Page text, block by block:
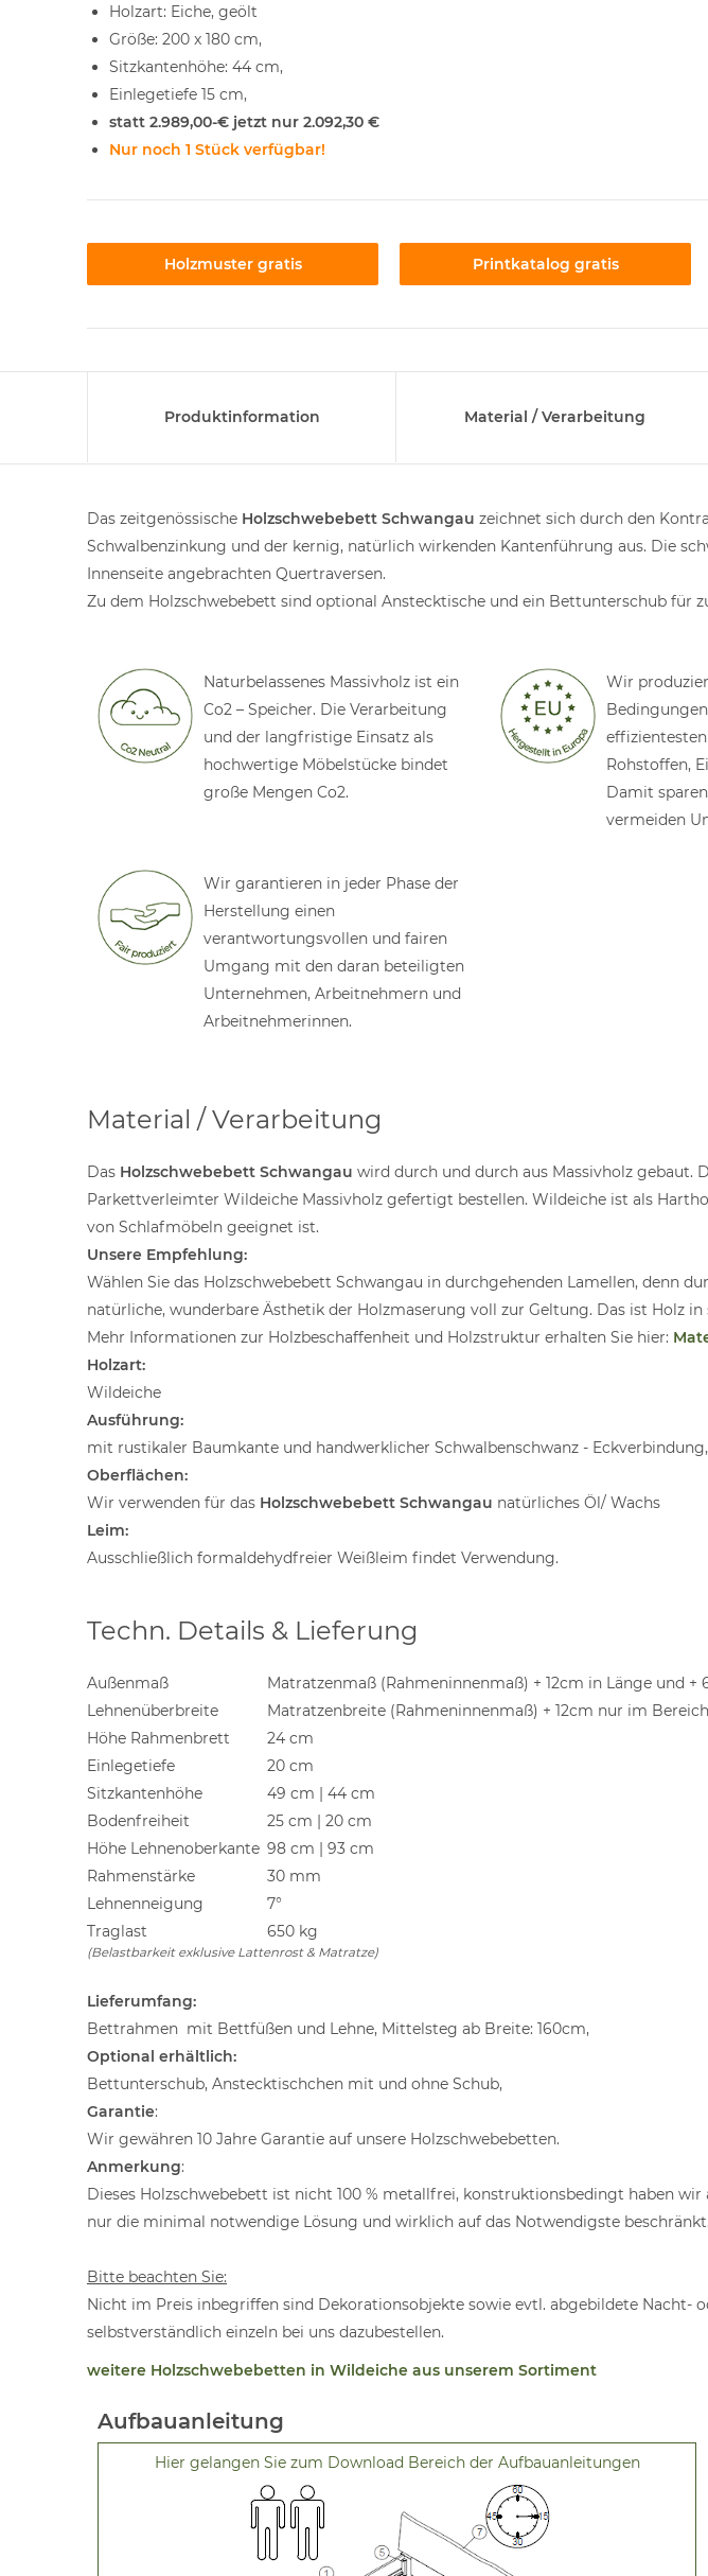
Holzart: Eiche, geölt
Größe: 200 x 180 cm,
Sitzkantenhöhe: 44 cm,
Einlegetiefe 15 cm,
statt 2.989,00-€ jetzt nur 2.092,30 €
Nur noch 1 Stück verfügbar!
Holzmuster gratis Printkatalog gratis
Produktinformation Material / Verarbeitung
Das zeitgenössische Holzschwebebett Schwangau zeichnet sich durch den
Schwalbenzinkung und der kernig, natürlich wirkenden Kantenführung aus. Die
Innenseite angebrachten Quertraversen.
Zu dem Holzschwebebett sind optional Anstecktische und ein Bettunterschub für
Naturbelassenes Massivholz ist ein
Co2 – Speicher. Die Verarbeitung
und der langfristige Einsatz als
hochwertige Möbelstücke bindet
große Mengen Co2.
Wir
Rohstoffen,
Damit
vermeiden
Wir garantieren in jeder Phase der
Herstellung einen
verantwortungsvollen und fairen
Umgang mit den daran beteiligten
Unternehmen, Arbeitnehmern und
Arbeitnehmerinnen.
Material / Verarbeitung
Das Holzschwebebett Schwangau wird durch und durch aus Massivholz gebaut.
Parkettverleimter Wildeiche Massivholz gefertigt bestellen. Wildeiche ist als
von Schlafmöbeln geeignet ist.
Unsere Empfehlung:
Wählen Sie das Holzschwebebett Schwangau in durchgehenden Lamellen, denn
natürliche, wunderbare Ästhetik der Holzmaserung voll zur Geltung. Das ist Holz in
Mehr Informationen zur Holzbeschaffenheit und Holzstruktur erhalten Sie hier:
Holzart:
Wildeiche
Ausführung:
mit rustikaler Baumkante und handwerklicher Schwalbenschwanz - Eckverbindung,
Oberflächen:
Wir verwenden für das Holzschwebebett Schwangau natürliches Öl/ Wachs
Leim:
Ausschließlich formaldehydfreier Weißleim findet Verwendung.
Techn. Details & Lieferung
Außenmaß
Matratzenmaß (Rahmeninnenmaß) + 12cm in Länge und +
Lehnenüberbreite
Matratzenbreite (Rahmeninnenmaß) + 12cm nur im
Höhe Rahmenbrett
24 cm
Einlegetiefe
20 cm
Sitzkantenhöhe
49 cm | 44 cm
Bodenfreiheit
25 cm | 20 cm
Höhe Lehnenoberkante 98 cm | 93 cm
Rahmenstärke
30 mm
Lehnenneigung
7°
Traglast
650 kg
(Belastbarkeit exklusive Lattenrost & Matratze)
Lieferumfang:
Bettrahmen mit Bettfüßen und Lehne, Mittelsteg ab Breite: 160cm,
Optional erhältlich:
Bettunterschub, Anstecktischchen mit und ohne Schub,
Garantie:
Wir gewähren 10 Jahre Garantie auf unsere Holzschwebebetten.
Anmerkung:
Dieses Holzschwebebett ist nicht 100 % metallfrei, konstruktionsbedingt haben
nur die minimal notwendige Lösung und wirklich auf das Notwendigste
Bitte beachten Sie:
Nicht im Preis inbegriffen sind Dekorationsobjekte sowie evtl. abgebildete Nacht-
selbstverständlich einzeln bei uns dazubestellen.
weitere Holzschwebebetten in Wildeiche aus unserem Sortiment
Aufbauanleitung
Hier gelangen Sie zum Download Bereich der Aufbauanleitungen